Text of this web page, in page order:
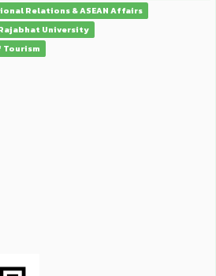
Relations & ASEAN Affairs
University
Tourism